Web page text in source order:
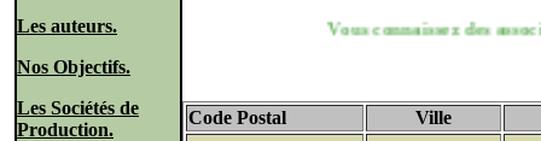
Les auteurs.
Nos Objectifs.
Les Sociétés de
Production.
Vous connaissez des
Code Postal Ville